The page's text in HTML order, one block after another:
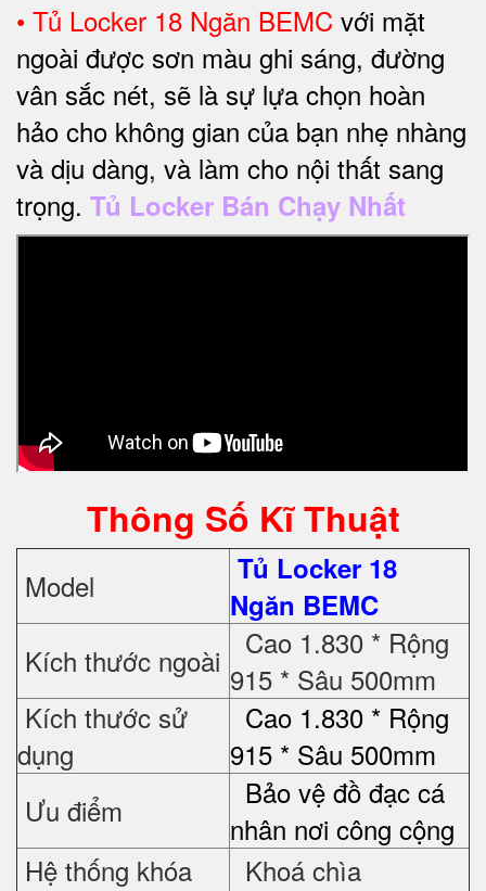
• Tủ Locker 18 Ngăn BEMC với mặt
ngoài được sơn màu ghi sáng, đường
vân sắc nét, sẽ là sự lựa chọn hoàn
hảo cho không gian của bạn nhẹ nhàng
và dịu dàng, và làm cho nội thất sang
trọng. Tủ Locker Bán Chạy Nhất
Thông Số Kĩ Thuật
Model
Tủ Locker 18
Ngăn BEMC
Kích thước ngoài
Cao 1.830 * Rộng
915 * Sâu 500mm
Kích thước sử
dụng
Cao 1.830 * Rộng
915 * Sâu 500mm
Ưu điểm
Bảo vệ đồ đạc cá
nhân nơi công cộng
Hệ thống khóa
Khoá chìa